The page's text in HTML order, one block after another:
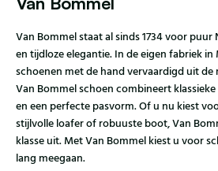
Van Bommel staat al sinds 1734 voor
en tijdloze elegantie. In de eigen fabriek
schoenen met de hand vervaardigd uit de
Van Bommel schoen combineert
en een perfecte pasvorm. Of u nu kiest
stijlvolle loafer of robuuste boot, Van
klasse uit. Met Van Bommel kiest u voor
lang meegaan.